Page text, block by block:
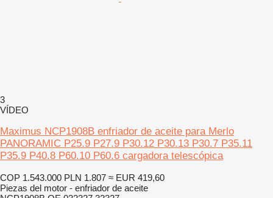
3
VÍDEO
Maximus NCP1908B enfriador de aceite para Merlo
PANORAMIC P25.9 P27.9 P30.12 P30.13 P30.7 P35.11
P35.9 P40.8 P60.10 P60.6 cargadora telescópica
COP 1.543.000 PLN 1.807 ≈ EUR 419,60
Piezas del motor - enfriador de aceite